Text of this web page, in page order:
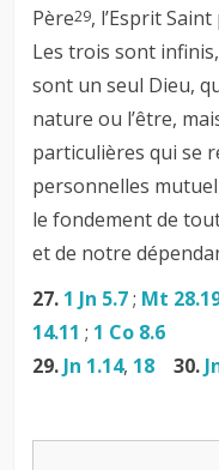
Père29, l’Esprit
Les trois sont
sont un seul Dieu,
nature ou l’être,
particulières qui se
personnelles
le fondement de
et de notre
27. 1 Jn 5.7; Mt
14.11 ; 1 Co 8.6
29.Jn 1.14, 18 30.